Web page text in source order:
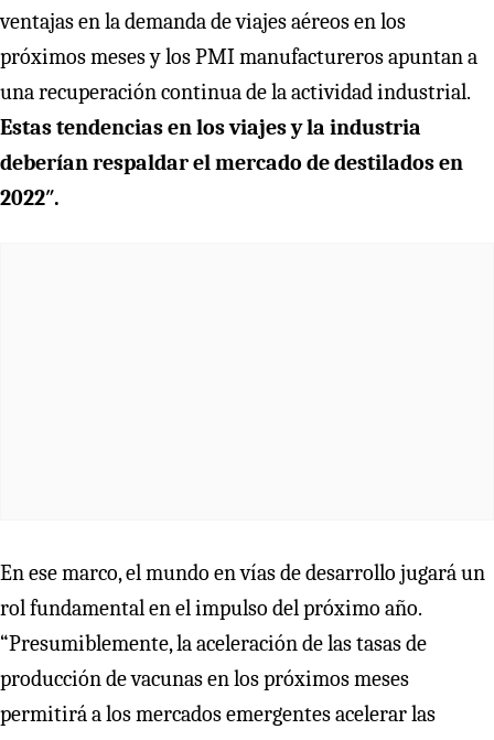
ventajas en la demanda de viajes aéreos en los
próximos meses y los PMI manufactureros apuntan a
una recuperación continua de la actividad industrial.
Estas tendencias en los viajes y la industria
deberían respaldar el mercado de destilados en
2022″.
En ese marco, el mundo en vías de desarrollo jugará un
rol fundamental en el impulso del próximo año.
“Presumiblemente, la aceleración de las tasas de
producción de vacunas en los próximos meses
permitirá a los mercados emergentes acelerar las